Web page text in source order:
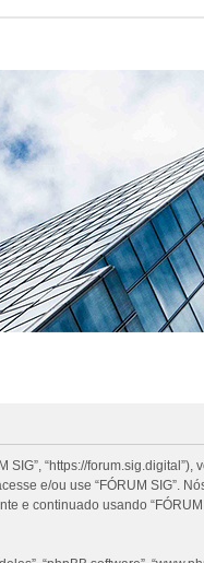
SIG”, “https://
e/ou use “FÓRUM SIG”.
e continuado usando